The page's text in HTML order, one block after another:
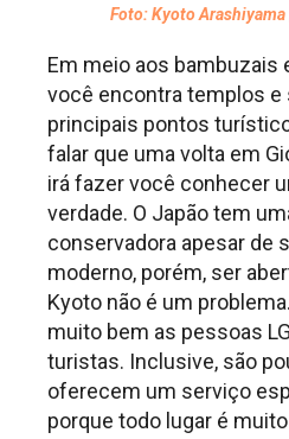
Foto: Kyoto Arashiyama
Em meio aos bambuzais
você encontra templos e
principais pontos
falar que uma volta em
irá fazer você conhecer
verdade. O Japão tem
conservadora apesar de
moderno, porém, ser
Kyoto não é um
muito bem as pessoas
turistas. Inclusive, são
oferecem um serviço
porque todo lugar é